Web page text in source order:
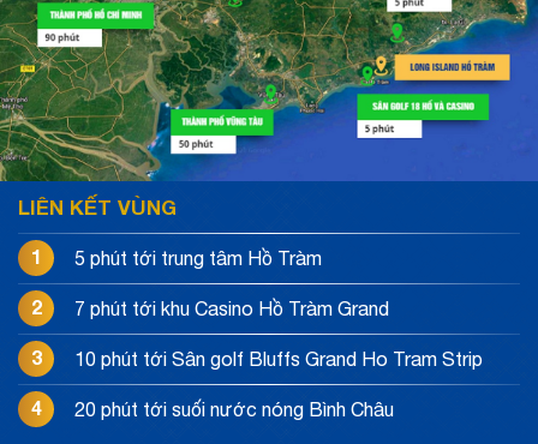
LIÊN KẾT VÙNG
1 5 phút tới trung tâm Hồ Tràm
2 7 phút tới khu Casino Hồ Tràm Grand
3 10 phút tới Sân golf Bluffs Grand Ho Tram Strip
4 20 phút tới suối nước nóng Bình Châu